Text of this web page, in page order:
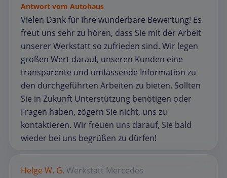
Antwort vom Autohaus
Vielen Dank für Ihre wunderbare Bewertung! Es
freut uns sehr zu hören, dass Sie mit der Arbeit
unserer Werkstatt so zufrieden sind. Wir legen
großen Wert darauf, unseren Kunden eine
transparente und umfassende Information zu
den durchgeführten Arbeiten zu bieten. Sollten
Sie in Zukunft Unterstützung benötigen oder
Fragen haben, zögern Sie nicht, uns zu
kontaktieren. Wir freuen uns darauf, Sie bald
wieder bei uns begrüßen zu dürfen!
Helge W. G. Werkstatt Mercedes